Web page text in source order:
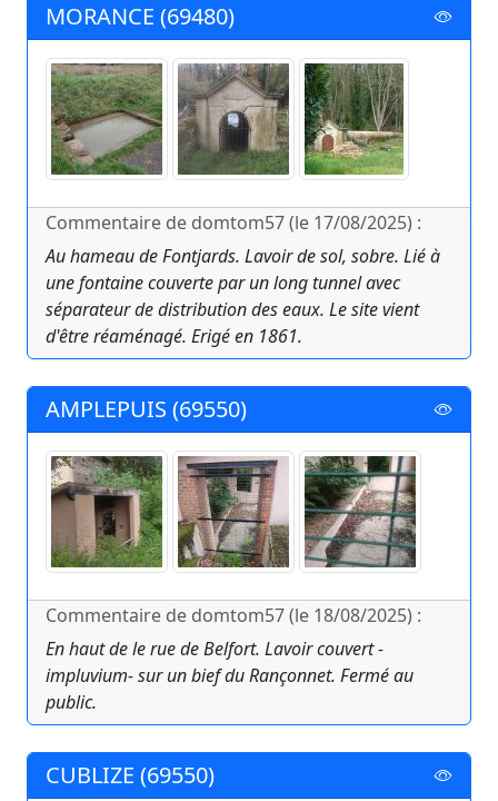
MORANCE (69480)
Commentaire de domtom57 (le 17/08/2025) :
Au hameau de Fontjards. Lavoir de sol, sobre. Lié à
une fontaine couverte par un long tunnel avec
séparateur de distribution des eaux. Le site vient
d'être réaménagé. Erigé en 1861.
AMPLEPUIS (69550)
Commentaire de domtom57 (le 18/08/2025) :
En haut de le rue de Belfort. Lavoir couvert -
impluvium- sur un bief du Rançonnet. Fermé au
public.
CUBLIZE (69550)